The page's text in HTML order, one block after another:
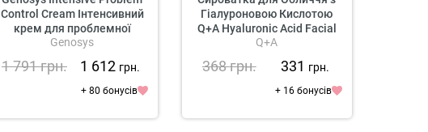
Control Cream Інтенсивний
крем для проблемної
шкіри
Genosys
1 791грн. 1 612 грн.
+ 80 бонусів
Гіалуроновою Кислотою
Q+A Hyaluronic Acid Facial
Serum
Q+A
368грн. 331 грн.
+ 16 бонусів